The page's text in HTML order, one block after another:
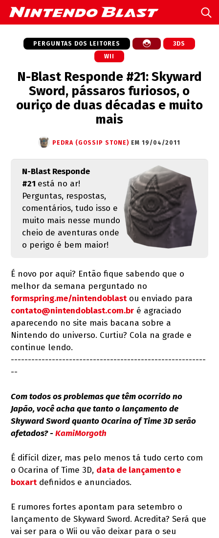
PERGUNTAS DOS LEITORES
3DS
WII
N-Blast Responde #21: Skyward
Sword, pássaros furiosos, o
ouriço de duas décadas e muito
mais
PEDRA (GOSSIP STONE) EM 19/04/2011
N-Blast Responde
#21 está no ar!
Perguntas, respostas,
comentários, tudo isso e
muito mais nesse mundo
cheio de aventuras onde
o perigo é bem maior!
É novo por aqui? Então fique sabendo que o
melhor da semana perguntado no
formspring.me/nintendoblastou enviado para
contato@nintendoblast.com.br é agraciado
aparecendo no site mais bacana sobre a
Nintendo do universo. Curtiu? Cola na grade e
continue lendo.
---------------------------------------------------------
--
Com todos os problemas que têm ocorrido no
Japão, você acha que tanto o lançamento de
Skyward Sword quanto Ocarina of Time 3D serão
afetados? -KamiMorgoth
É difícil dizer, mas pelo menos tá tudo certo com
o Ocarina of Time 3D, data de lançamento e
boxartdefinidos e anunciados.
E rumores fortes apontam para setembro o
lançamento de Skyward Sword. Acredita? Será que
vai ser para o Wii ou vão deixar para o seu